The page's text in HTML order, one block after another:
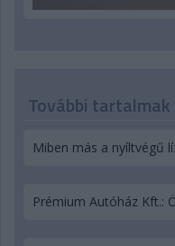
További tartalmak
Miben más a nyíltvégű
Prémium Autóház Kft.: